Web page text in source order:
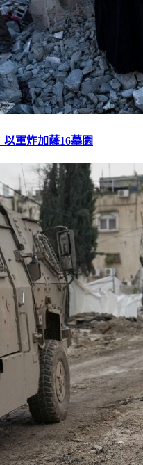
軍炸加薩16墓園